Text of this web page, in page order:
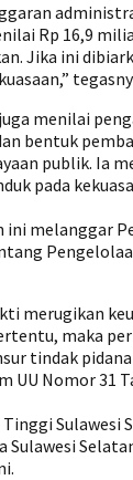
Rp 16,9
Jika ini
menilai
bentuk
publik. Ia
pada
ini melanggar
merugikan
maka
tindak
UU Nomor 31
Sulawesi